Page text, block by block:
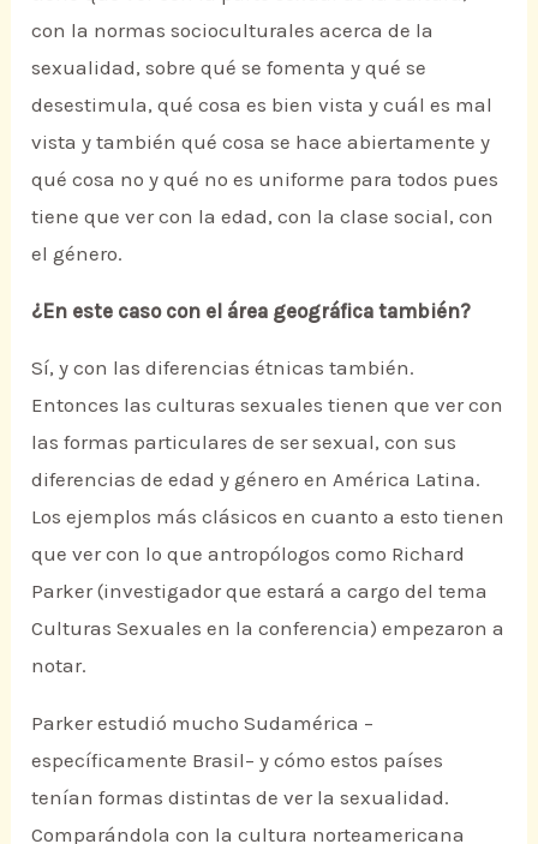
con la normas socioculturales acerca de la
sexualidad, sobre qué se fomenta y qué se
desestimula, qué cosa es bien vista y cuál es mal
vista y también qué cosa se hace abiertamente y
qué cosa no y qué no es uniforme para todos pues
tiene que ver con la edad, con la clase social, con
el género.
¿En este caso con el área geográfica también?
Sí, y con las diferencias étnicas también.
Entonces las culturas sexuales tienen que ver con
las formas particulares de ser sexual, con sus
diferencias de edad y género en América Latina.
Los ejemplos más clásicos en cuanto a esto tienen
que ver con lo que antropólogos como Richard
Parker (investigador que estará a cargo del tema
Culturas Sexuales en la conferencia) empezaron a
notar.
Parker estudió mucho Sudamérica –
específicamente Brasil– y cómo estos países
tenían formas distintas de ver la sexualidad.
Comparándola con la cultura norteamericana